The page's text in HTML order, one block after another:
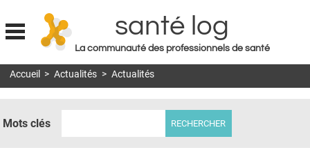
Jump to navigation
santé log
La communauté des professionnels de santé
MON COMPTE
Accueil > Actualités > Actualités
Mots clés